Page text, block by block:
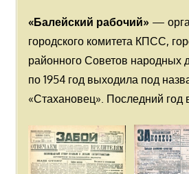
«Балейский рабочий»—
городского комитета КПСС,
районного Советов народных
по 1954 год выходила под
«Стахановец». Последний